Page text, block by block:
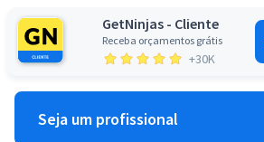
GetNinjas - Cliente
Receba orçamentos grátis
+30K
Seja um profissional